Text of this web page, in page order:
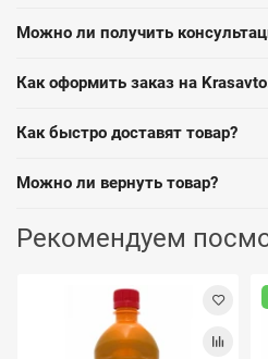
Можно ли получить
Как оформить заказ на
Как быстро доставят товар?
Можно ли вернуть товар?
Рекомендуем